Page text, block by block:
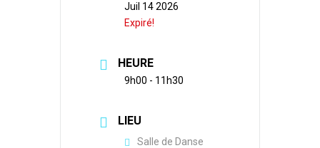
Juil 14 2026
Expiré!
HEURE
9h00 - 11h30
LIEU
Salle de Danse